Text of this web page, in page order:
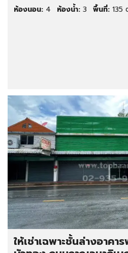
ห้องนอน: 4 ห้องน้ำ: 3 พื้นที่: 135
ให้เช่าเฉพาะชั้นล่างอาค